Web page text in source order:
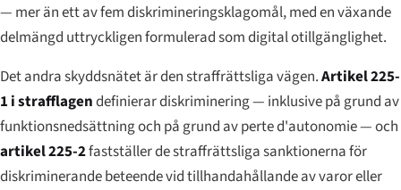
— mer än ett av fem diskrimineringsklagomål, med en växande
delmängd uttryckligen formulerad som digital otillgänglighet.
Det andra skyddsnätet är den straffrättsliga vägen.Artikel 225-
1 i strafflagendefinierar diskriminering — inklusive på grund av
funktionsnedsättning och på grund avperte d'autonomie— och
artikel 225-2fastställer de straffrättsliga sanktionerna för
diskriminerande beteende vid tillhandahållande av varor eller